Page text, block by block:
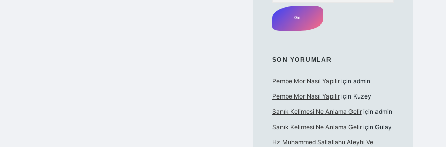
SON YORUMLAR
Pembe Mor Nasıl Yapılıriçin admin
Pembe Mor Nasıl Yapılıriçin Kuzey
Sanık Kelimesi Ne Anlama Geliriçin admin
Sanık Kelimesi Ne Anlama Geliriçin Gülay
Hz Muhammed Sallallahu Aleyhi Ve